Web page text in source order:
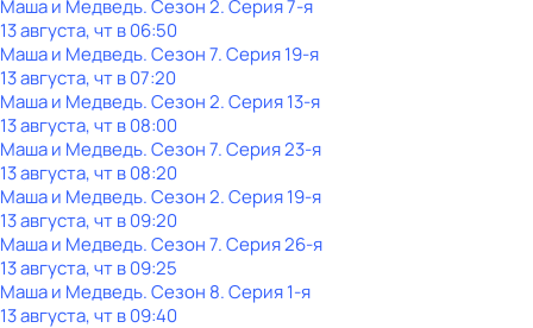
Маша и Медведь. Сезон 2. Серия 7-я
13 августа, чт в 06:50
Маша и Медведь. Сезон 7. Серия 19-я
13 августа, чт в 07:20
Маша и Медведь. Сезон 2. Серия 13-я
13 августа, чт в 08:00
Маша и Медведь. Сезон 7. Серия 23-я
13 августа, чт в 08:20
Маша и Медведь. Сезон 2. Серия 19-я
13 августа, чт в 09:20
Маша и Медведь. Сезон 7. Серия 26-я
13 августа, чт в 09:25
Маша и Медведь. Сезон 8. Серия 1-я
13 августа, чт в 09:40